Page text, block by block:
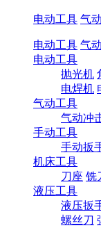
电动工具 气
电动工具 气
电动工具
抛光机
电焊机
气动工具
气动冲
手动工具
手动扳
机床工具
刀座 铣
液压工具
液压扳
螺丝刀